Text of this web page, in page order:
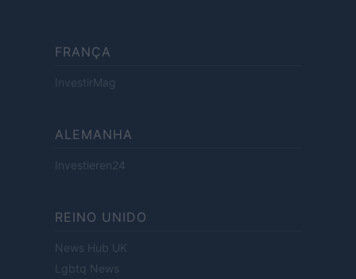
FRANÇA
InvestirMag
ALEMANHA
Investieren24
REINO UNIDO
News Hub UK
Lgbtq News